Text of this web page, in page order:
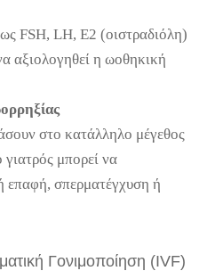
FSH, LH, Ε2 (οιστραδιόλη)
αξιολογηθεί η ωοθηκική
στο κατάλληλο μέγεθος
μπορεί να
επαφή, σπερματέγχυση ή
Γονιμοποίηση (IVF)